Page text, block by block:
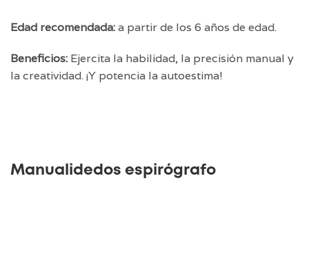
Edad recomendada:a partir de los 6 años de edad.
Beneficios: Ejercita la habilidad, la precisión manual y
la creatividad. ¡Y potencia la autoestima!
Manualidedos espirógrafo